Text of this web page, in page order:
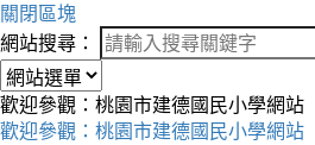
關閉區塊
網站搜尋：
歡迎參觀：桃園市建德國民小學網站
歡迎參觀：桃園市建德國民小學網站